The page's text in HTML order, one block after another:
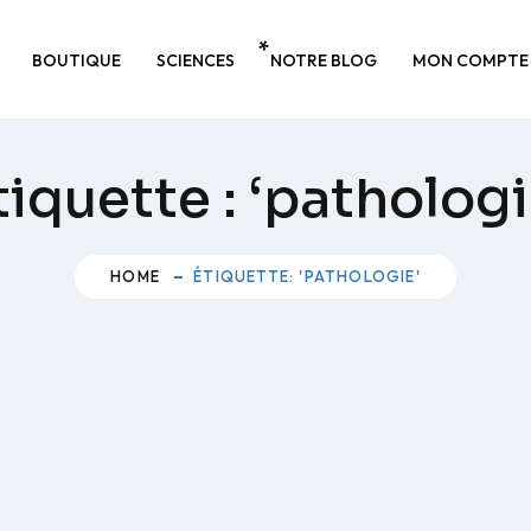
BOUTIQUE SCIENCES NOTRE BLOG MON COMPTE
:
HOME ÉTIQUETTE: 'PATHOLOGIE'